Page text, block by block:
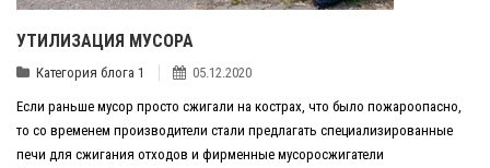
УТИЛИЗАЦИЯ МУСОРА
Категория блога 1 05.12.2020
Если раньше мусор просто сжигали на кострах, что было пожароопасно,
то со временем производители стали предлагать специализированные
печи для сжигания отходов и фирменные мусоросжигатели